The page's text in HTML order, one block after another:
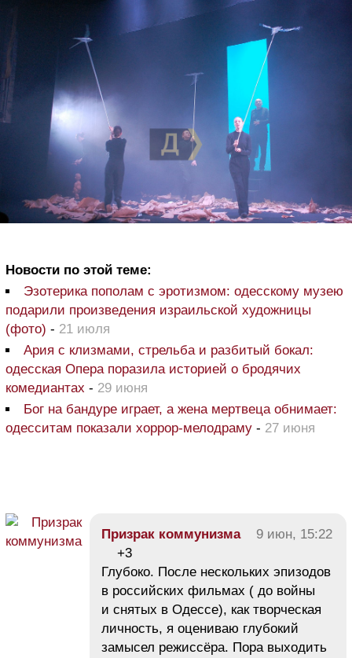
Новости по этой теме:
Эзотерика пополам с эротизмом: одесскому музею
подарили произведения израильской художницы
(фото) - 21 июля
Ария с клизмами, стрельба и разбитый бокал:
одесская Опера поразила историей о бродячих
комедиантах - 29 июня
Бог на бандуре играет, а жена мертвеца обнимает:
одесситам показали хоррор-мелодраму - 27 июня
Призрак коммунизма
9 июн, 15:22
+3
Глубоко. После нескольких эпизодов
в российских фильмах ( до войны
и снятых в Одессе), как творческая
личность, я оцениваю глубокий
замысел режиссёра. Пора выходить